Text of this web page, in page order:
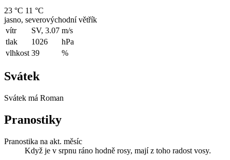
23 °C 11 °C
jasno, severovýchodní větřík
vítr
SV, 3.07 m/s
tlak
1026
hPa
vlhkost 39 %
Svátek
Svátek má Roman
Pranostiky
Pranostika na akt. měsíc
Když je v srpnu ráno hodně rosy, mají z toho radost vosy.